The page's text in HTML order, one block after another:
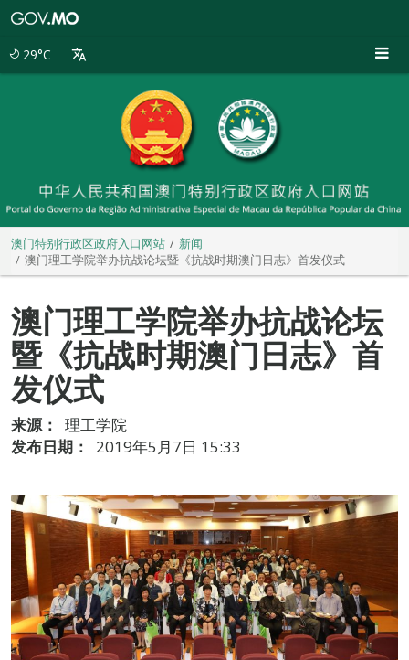
29°C
澳门特别行政区政府入口网站
新闻
澳门理工学院举办抗战论坛暨《抗战时期澳门日志》首发仪式
澳门理工学院举办抗战论坛
暨《抗战时期澳门日志》首
发仪式
来源：
理工学院
发布日期：
2019年5月7日 15:33